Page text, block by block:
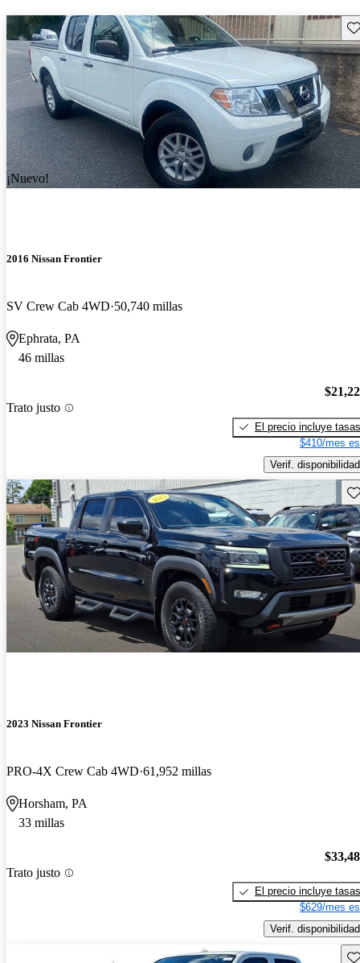
¡Nuevo!
2016 Nissan Frontier
SV Crew Cab 4WD 50,740 millas
Ephrata, PA
46 millas
Trato justo
El precio incluye tasas
$410/mes
Verif. disponibilidad
2023 Nissan Frontier
PRO-4X Crew Cab 4WD 61,952 millas
Horsham, PA
33 millas
Trato justo
El precio incluye tasas
$629/mes
Verif. disponibilidad